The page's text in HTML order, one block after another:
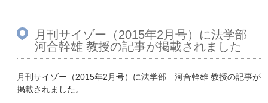
月刊サイゾー（2015年2月号）に法学部
河合幹雄 教授の記事が掲載されました
月刊サイゾー（2015年2月号）に法学部 河合幹雄 教授の記事が
掲載されました。